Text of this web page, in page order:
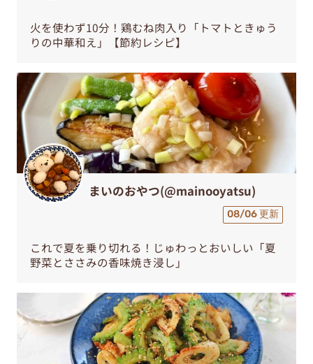
火を使わず10分！鶏むね肉入り「トマトときゅう
りの中華和え」【節約レシピ】
まいのおやつ(@mainooyatsu)
08/06 更新
これで夏を乗り切れる！じゅわっとおいしい「夏
野菜とささみの香味焼き浸し」